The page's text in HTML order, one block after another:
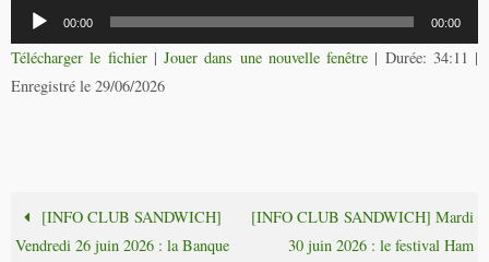
Lecteur
audio
00:00 00:00
Télécharger le fichier| Jouer dans une nouvelle fenêtre | Durée: 34:11 |
Enregistré le 29/06/2026
[INFO CLUB SANDWICH]
Vendredi 26 juin 2026 : la Banque
[INFO CLUB SANDWICH] Mardi
30 juin 2026 : le festival Ham